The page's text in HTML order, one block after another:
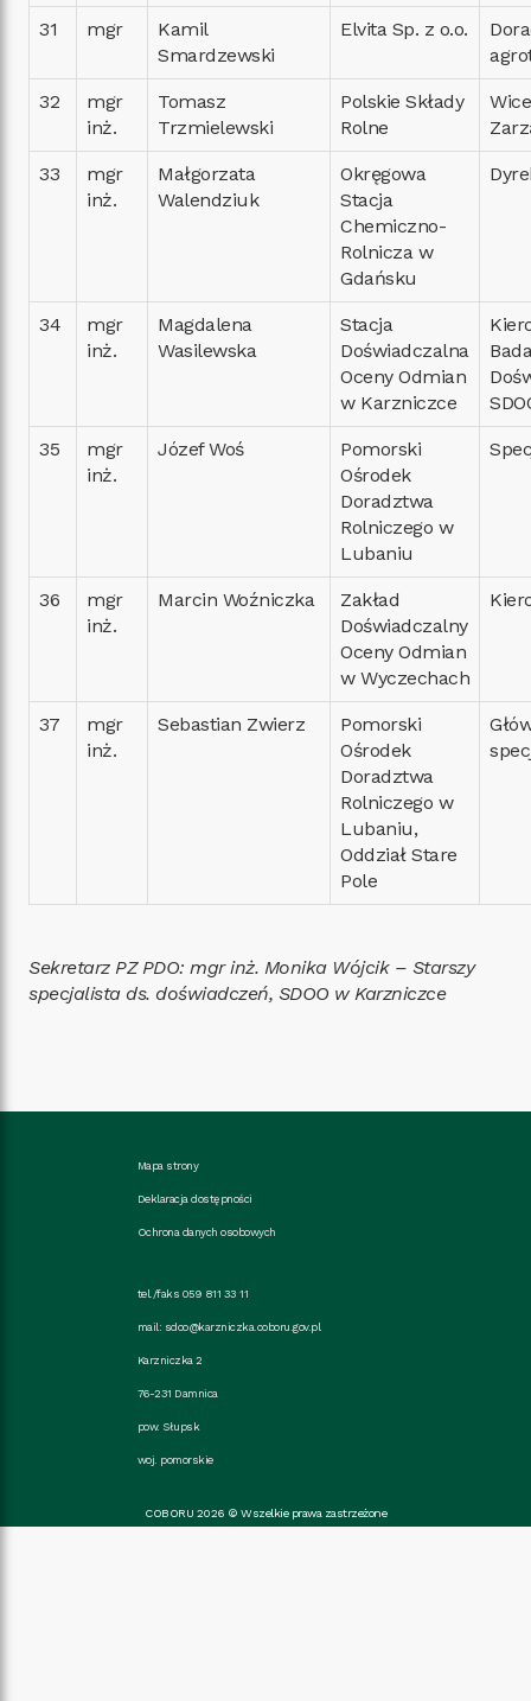
31 mgr
Kamil
Smardzewski
Elvita Sp. z o.o.
32
mgr
inż.
Tomasz
Trzmielewski
Polskie Składy
Rolne
33
mgr
inż.
Małgorzata
Walendziuk
Okręgowa
Stacja
Chemiczno-
Rolnicza w
Gdańsku
34
mgr
inż.
Magdalena
Wasilewska
Stacja
Doświadczalna
Oceny Odmian
w Karzniczce
35
mgr
inż.
Józef Woś
Pomorski
Ośrodek
Doradztwa
Rolniczego w
Lubaniu
36
mgr
inż.
Marcin Woźniczka
Zakład
Doświadczalny
Oceny Odmian
w Wyczechach
37
mgr
inż.
Sebastian Zwierz
Pomorski
Ośrodek
Doradztwa
Rolniczego w
Lubaniu,
Oddział Stare
Pole
Sekretarz PZ PDO: mgr inż. Monika Wójcik – Starszy
specjalista ds. doświadczeń, SDOO w Karzniczce
Mapa strony
Deklaracja dostępności
Ochrona danych osobowych
tel./faks 059 811 33 11
mail: sdoo@karzniczka.coboru.gov.pl
Karzniczka 2
76-231 Damnica
pow. Słupsk
woj. pomorskie
COBORU 2026 © Wszelkie prawa zastrzeżone